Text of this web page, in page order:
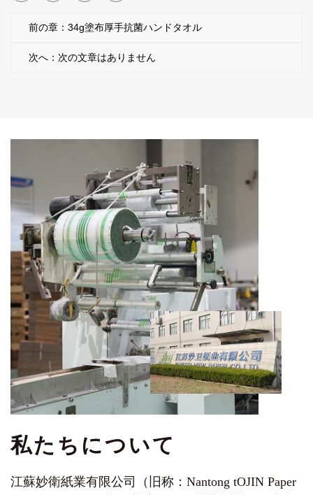
前の章：34g塗布厚手抗菌ハンドタオル
次へ：次の文章はありません
私たちについて
江蘇妙衛紙業有限公司（旧称：Nantong tOJIN Paper